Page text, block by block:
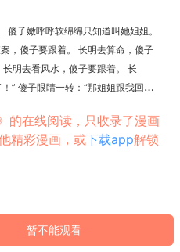
傻子嫩呼呼软绵绵只知道叫她姐姐。
，傻子要跟着。 长明去算命，傻子
明去看风水，傻子要跟着。 长
” 傻子眼睛一转：“那姐姐跟我回
的在线阅读，只收录了漫画
精彩漫画，或下载app解锁
暂不能观看